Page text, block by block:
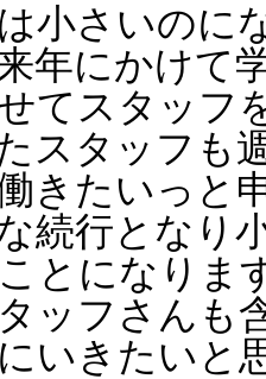
小さいのに
年にかけて
てスタッフ
スタッフも
きたいっと
続行となり
とになりま
ッフさんも
いきたいと